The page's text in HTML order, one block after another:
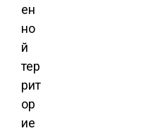
ен
но
й
тер
рит
ор
ие